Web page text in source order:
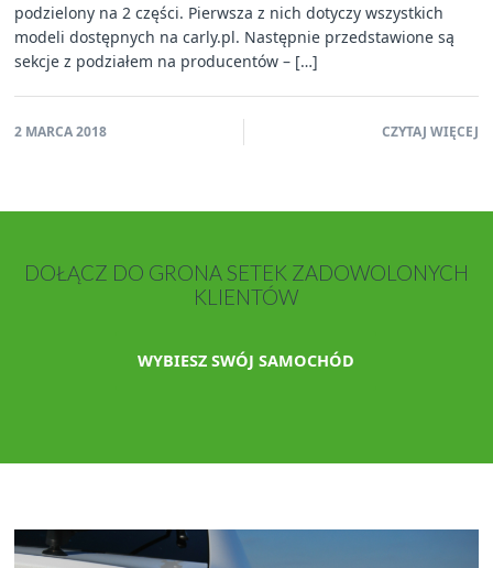
podzielony na 2 części. Pierwsza z nich dotyczy wszystkich
modeli dostępnych na carly.pl. Następnie przedstawione są
sekcje z podziałem na producentów – […]
2 MARCA 2018 CZYTAJ WIĘCEJ
DOŁĄCZ DO GRONA SETEK ZADOWOLONYCH
KLIENTÓW
WYBIESZ SWÓJ SAMOCHÓD